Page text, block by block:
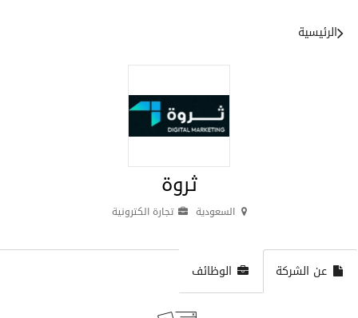
الرئيسية
ثروة
السعودية تجارة الكترونية
عن الشركة الوظائف